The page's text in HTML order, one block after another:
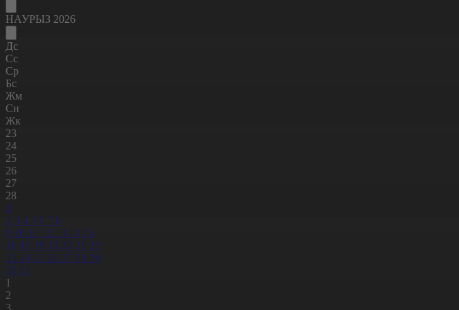
НАУРЫЗ 2026
Дс
Сс
Ср
Бс
Жм
Сн
Жк
23
24
25
26
27
28
1
2 3 4 5 6 7 8
9 10 11 12 13 14 15
16 17 18 19 20 21 22
23 24 25 26 27 28 29
30 31
1
2
3